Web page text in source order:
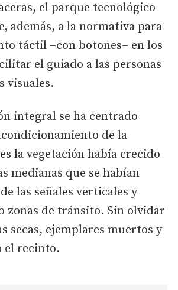
el parque tecnológico
además, a la normativa para
táctil –con botones– en los
el guiado a las personas
visuales.
integral se ha centrado
de la
la vegetación había crecido
medianas que se habían
las señales verticales y
zonas de tránsito. Sin olvidar
secas, ejemplares muertos y
el recinto.